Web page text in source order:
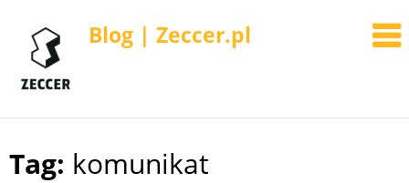
Blog | Zeccer.pl
Skip
Tag: komunikat